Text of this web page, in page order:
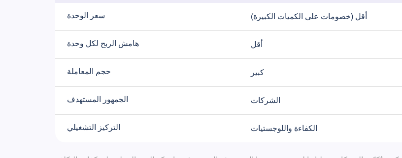
سعر الوحدة أقل (خصومات على الكميات الكبيرة)
هامش الربح لكل وحدة أقل
حجم المعاملة كبير
الجمهور المستهدف الشركات
التركيز التشغيلي الكفاءة واللوجستيات